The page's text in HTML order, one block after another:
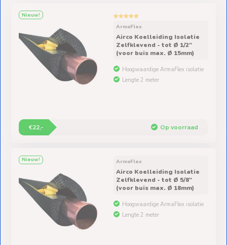
Spoed- en
Weekendleveringen
Klantenservice
Nieuw!
ArmaFlex
Airco Koelleiding Isolatie
Zelfklevend - tot Ø 1/2″
(voor buis max. Ø 15mm)
Hoogwaardige ArmaFlex isolatie
Lengte 2 meter
€22,- Op voorraad
Nieuw! ArmaFlex
Airco Koelleiding Isolatie
Zelfklevend - tot Ø 5/8″
(voor buis max. Ø 18mm)
Hoogwaardige ArmaFlex isolatie
Lengte 2 meter